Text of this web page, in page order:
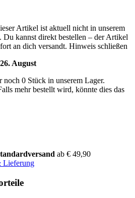
Artikel ist aktuell nicht in unserem
kannst direkt bestellen – der Artikel
an dich versandt. Hinweis schließen
August
0 Stück in unserem Lager.
mehr bestellt wird, könnte dies das
ab € 49,90
Lieferung